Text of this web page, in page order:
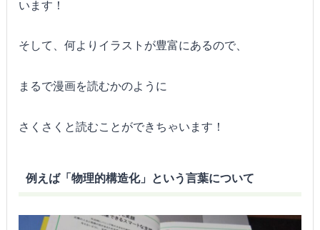
います！
そして、何よりイラストが豊富にあるので、
まるで漫画を読むかのように
さくさくと読むことができちゃいます！
例えば「物理的構造化」という言葉について